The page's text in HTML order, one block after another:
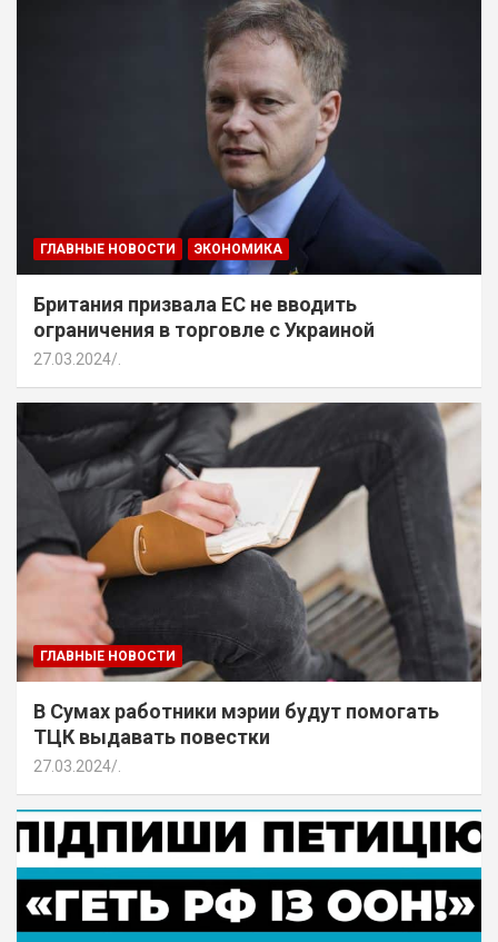
ГЛАВНЫЕ НОВОСТИ ЭКОНОМИКА
Британия призвала ЕС не вводить
ограничения в торговле с Украиной
27.03.2024
ГЛАВНЫЕ НОВОСТИ
В Сумах работники мэрии будут помогать
ТЦК выдавать повестки
27.03.2024